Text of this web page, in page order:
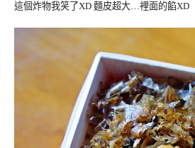
這個炸物我笑了XD 麵皮超大…裡面的餡XD